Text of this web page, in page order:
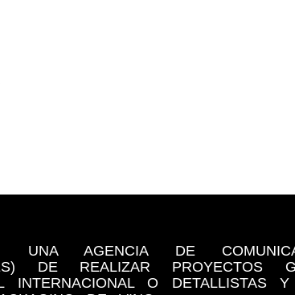
UNA AGENCIA DE
DE REALIZAR PROYECTOS
INTERNACIONAL O DETALLISTAS